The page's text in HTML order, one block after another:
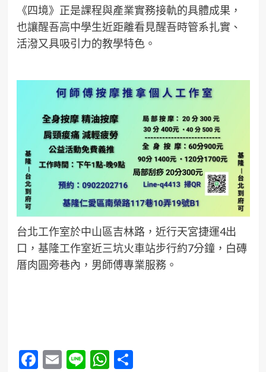
《四境》正是課程與產業實務接軌的具體成果，
也讓醒吾高中學生近距離看見醒吾時管系扎實、
活潑又具吸引力的教學特色。
台北工作室於中山區吉林路，近行天宮捷運4出
口，基隆工作室近三坑火車站步行約7分鐘，白磚
厝肉圓旁巷內，男師傅專業服務。
Facebook
Email
LineWhatsApp
分